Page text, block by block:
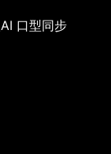
AI 口型同步